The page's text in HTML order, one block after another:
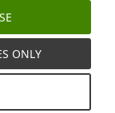
súbory cookie
súborov
ONLY